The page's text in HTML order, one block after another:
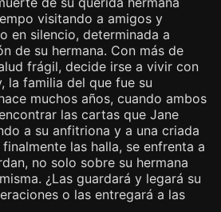
visitando a amigos y
en silencio, determinada a
de su hermana. Con más de
frágil, decide irse a vivir con
la familia del que fue su
muchos años, cuando ambos
las cartas que Jane
a su anfitriona y a una criada
las halla, se enfrenta a
no solo sobre su hermana
¿Las guardará y legará su
o las entregará a las